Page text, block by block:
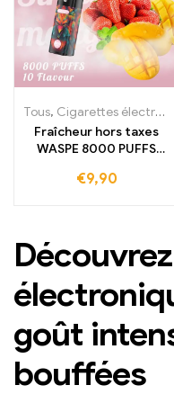
Tous, Cigarettes électroniques jetables
Fraîcheur hors taxes
WASPE 8000 PUFFS
Fraise Mangue
Mangue
€9,90
goût
bouffées